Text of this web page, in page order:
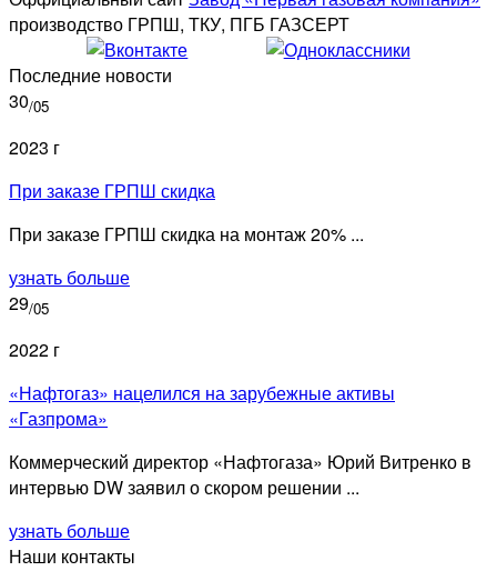
производство ГРПШ, ТКУ, ПГБ ГАЗСЕРТ
Последние новости
30/05
2023 г
При заказе ГРПШ скидка
При заказе ГРПШ скидка на монтаж 20% ...
узнать больше
29/05
2022 г
«Нафтогаз» нацелился на зарубежные активы
«Газпрома»
Коммерческий директор «Нафтогаза» Юрий Витренко в
интервью DW заявил о скором решении ...
узнать больше
Наши контакты